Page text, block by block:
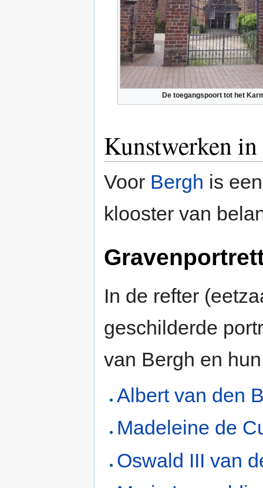
De toegangspoort tot het
Kunstwerken
Voor Bergh is
klooster van
In de refter
geschilderde
van Bergh en
Albert van den
Madeleine de
Oswald III van